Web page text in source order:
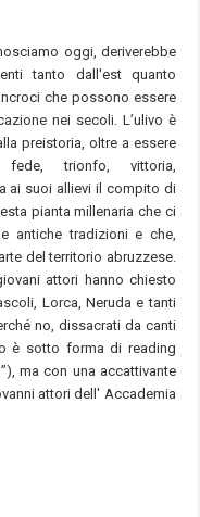
oggi, deriverebbe
tanto dall'est quanto
che possono essere
nei secoli. L’ulivo è
preistoria, oltre a essere
trionfo, vittoria,
ai suoi allievi il compito di
pianta millenaria che ci
antiche tradizioni e che,
del territorio abruzzese.
attori hanno chiesto
Lorca, Neruda e tanti
no, dissacrati da canti
è sotto forma di reading
ma con una accattivante
attori dell' Accademia